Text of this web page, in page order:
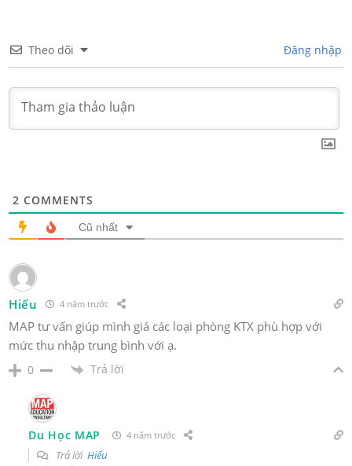
Theo dõi Đăng nhập
2 COMMENTS
Cũ nhất
Hiếu 4 năm trước
MAP tư vấn giúp mình giá các loại phòng KTX phù hợp với
mức thu nhập trung bình với ạ.
0 Trả lời
Du Học MAP 4 năm trước
Trả lời Hiếu